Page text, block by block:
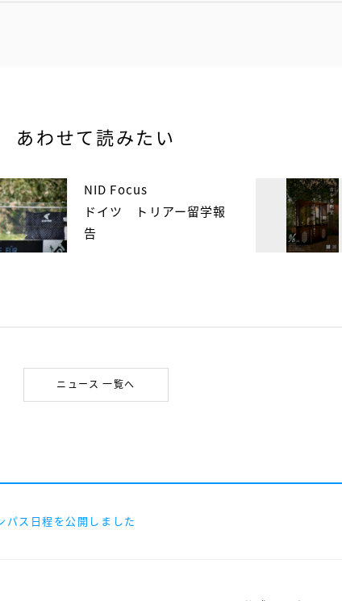
あわせて読みたい
NID Focus
ドイツ トリアー留学報
告
ニュース 一覧へ
パス日程を公開しました